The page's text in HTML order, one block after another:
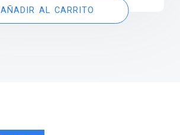
AÑADIR AL CARRITO